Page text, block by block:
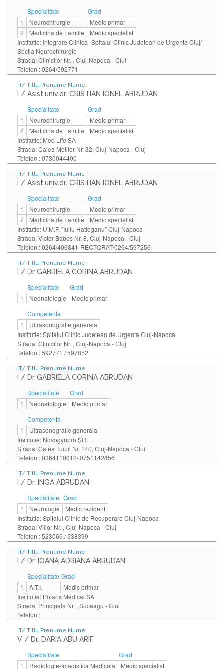
Specialitate
Grad
1
Neurochirurgie
Medic primar
2
Medicina de Familie
Medic specialist
Institutie: Integrare Clinica- Spitalul Clinic Judetean de Urgenta Cluj/
Sectia Neurochirurgie
Strada: Clinicilor Nr. , Cluj-Napoca - Clui
Telefon : 0264/592771
IT/ Titlu Prenume Nume
I / Asist.univ.dr. CRISTIAN IONEL ABRUDAN
Specialitate
Grad
1
Neurochirurgie
Medic primar
2
Medicina de Familie
Medic specialist
Institutie: Med Life SA
Strada: Calea Motilor Nr. 32, Cluj-Napoca - Cluj
Telefon : 0730044400
IT/ Titlu Prenume Nume
I / Asist.univ.dr. CRISTIAN IONEL ABRUDAN
Specialitate
Grad
1
Neurochirurgie
Medic primar
2
Medicina de Familie
Medic specialist
Institutie: U.M.F. "Iuliu Hatieganu" Cluj-Napoca
Strada: Victor Babes Nr. 8, Cluj-Napoca - Cluj
Telefon : 0264/406841-RECTORAT/0264/597256
IT/ Titlu Prenume Nume
I / Dr GABRIELA CORINA ABRUDAN
Specialitate
Grad
1
Neonatologie
Medic primar
Competenta
1
Ultrasonografie generala
Institutie: Spitalul Clinic Judetean de Urgenta Cluj-Napoca
Strada: Clinicilor Nr. , Cluj-Napoca - Cluj
Telefon : 592771 / 597852
IT/ Titlu Prenume Nume
I / Dr GABRIELA CORINA ABRUDAN
Specialitate
Grad
1
Neonatologie
Medic primar
Competenta
1
Ultrasonografie generala
Institutie: Novogynpro SRL
Strada: Calea Turzii Nr. 140, Cluj-Napoca - Clui
Telefon : 0364110012/ 0751142856
IT/ Titlu Prenume Nume
I / Dr. INGA ABRUDAN
Specialitate Grad
1
Neurologie
Medic rezident
Institutie: Spitalul Clinic de Recuperare Cluj-Napoca
Strada: Viilor Nr. , Cluj-Napoca - Cluj
Telefon : 523066 / 538399
IT/ Titlu Prenume Nume
I / Dr. IOANA ADRIANA ABRUDAN
Specialitate Grad
1
A.T.I.
Medic primar
Institutie: Polaris Medical SA
Strada: Principala Nr. , Suceagu - Clui
Telefon :
IT/ Titlu Prenume Nume
V / Dr. DARIA ABU ARIF
Specialitate
Grad
1
Radiologie-Imagistica Medicala Medic specialist